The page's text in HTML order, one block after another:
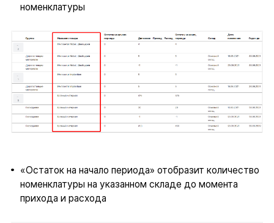
номенклатуры
«Остаток на начало периода» отобразит количество
номенклатуры на указанном складе до момента
прихода и расхода